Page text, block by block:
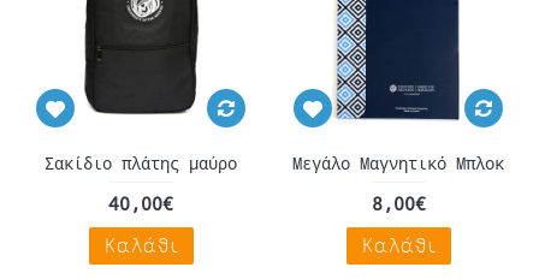
Σακίδιο πλάτης μαύρο
40,00€
Καλάθι
Μεγάλο Μαγνητικό Μπλοκ
8,00€
Καλάθι